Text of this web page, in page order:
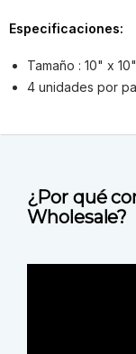
Especificaciones:
Tamaño : 10" x
4 unidades por
¿Por qué
Wholesale?